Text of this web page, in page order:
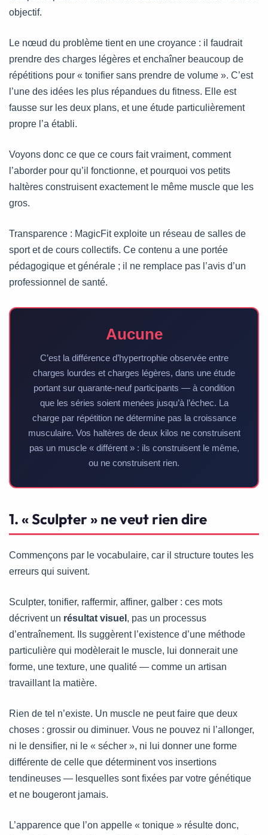
objectif.
Le nœud du problème tient en une croyance : il faudrait
prendre des charges légères et enchaîner beaucoup de
répétitions pour « tonifier sans prendre de volume ». C’est
l’une des idées les plus répandues du fitness. Elle est
fausse sur les deux plans, et une étude particulièrement
propre l’a établi.
Voyons donc ce que ce cours fait vraiment, comment
l’aborder pour qu’il fonctionne, et pourquoi vos petits
haltères construisent exactement le même muscle que les
gros.
Transparence : MagicFit exploite un réseau de salles de
sport et de cours collectifs. Ce contenu a une portée
pédagogique et générale ; il ne remplace pas l’avis d’un
professionnel de santé.
Aucune
C’est la différence d’hypertrophie observée entre
charges lourdes et charges légères, dans une étude
portant sur quarante-neuf participants — à condition
que les séries soient menées jusqu’à l’échec. La
charge par répétition ne détermine pas la croissance
musculaire. Vos haltères de deux kilos ne construisent
pas un muscle « différent » : ils construisent le même,
ou ne construisent rien.
1. « Sculpter » ne veut rien dire
Commençons par le vocabulaire, car il structure toutes les
erreurs qui suivent.
Sculpter, tonifier, raffermir, affiner, galber : ces mots
décrivent un résultat visuel , pas un processus
d’entraînement. Ils suggèrent l’existence d’une méthode
particulière qui modèlerait le muscle, lui donnerait une
forme, une texture, une qualité — comme un artisan
travaillant la matière.
Rien de tel n’existe. Un muscle ne peut faire que deux
choses : grossir ou diminuer. Vous ne pouvez ni l’allonger,
ni le densifier, ni le « sécher », ni lui donner une forme
différente de celle que déterminent vos insertions
tendineuses — lesquelles sont fixées par votre génétique
et ne bougeront jamais.
L’apparence que l’on appelle « tonique » résulte donc,